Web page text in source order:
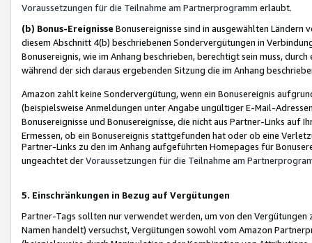
Voraussetzungen für die Teilnahme am Partnerprogramm erlaubt.
(b) Bonus-Ereignisse Bonusereignisse sind in ausgewählten Ländern
diesem Abschnitt 4(b) beschriebenen Sondervergütungen in
Bonusereignis, wie im Anhang beschrieben, berechtigt sein muss,
während der sich daraus ergebenden Sitzung die im Anhang
Amazon zahlt keine Sondervergütung, wenn ein Bonusereignis
(beispielsweise Anmeldungen unter Angabe ungültiger E-Mail-
Bonusereignisse und Bonusereignisse, die nicht aus Partner-Links auf
Ermessen, ob ein Bonusereignis stattgefunden hat oder ob eine
Partner-Links zu den im Anhang aufgeführten Homepages für
ungeachtet derVoraussetzungen für die Teilnahme am
5. Einschränkungen in Bezug auf Vergütungen
Partner-Tags sollten nur verwendet werden, um von den
Namen handelt) versuchst, Vergütungen sowohl vom Amazon